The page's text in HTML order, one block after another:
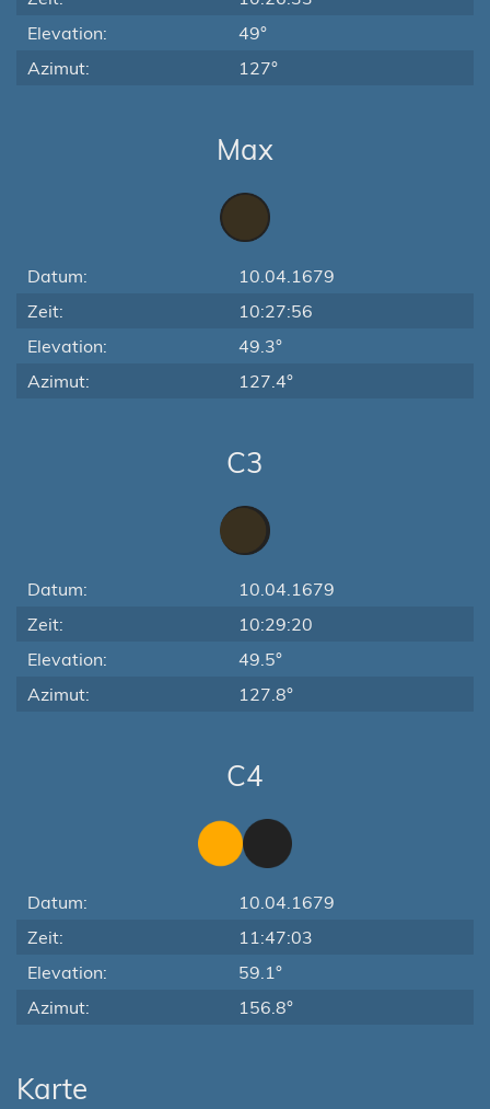
Elevation:
49°
Azimut:
127°
Max
Datum:
10.04.1679
Zeit:
10:27:56
Elevation:
49.3°
Azimut:
127.4°
C3
Datum:
10.04.1679
Zeit:
10:29:20
Elevation:
49.5°
Azimut:
127.8°
C4
Datum:
10.04.1679
Zeit:
11:47:03
Elevation:
59.1°
Azimut:
156.8°
Karte